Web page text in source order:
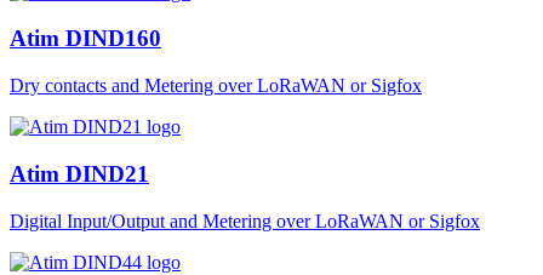
Atim DIND160
Dry contacts and Metering over LoRaWAN or Sigfox
Atim DIND21
Digital Input/Output and Metering over LoRaWAN or Sigfox